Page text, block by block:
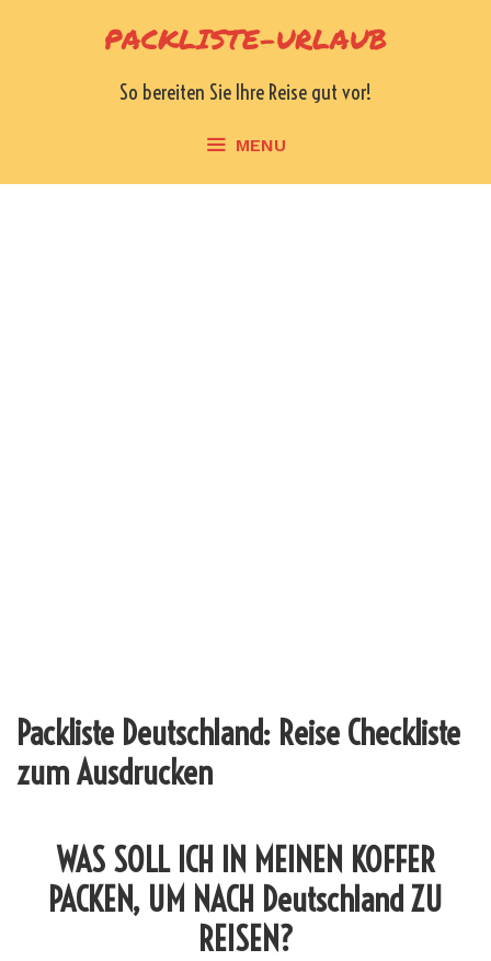
PACKLISTE-URLAUB
So bereiten Sie Ihre Reise gut vor!
MENU
Packliste Deutschland: Reise Checkliste
zum Ausdrucken
WAS SOLL ICH IN MEINEN KOFFER
PACKEN, UM NACH Deutschland ZU
REISEN?